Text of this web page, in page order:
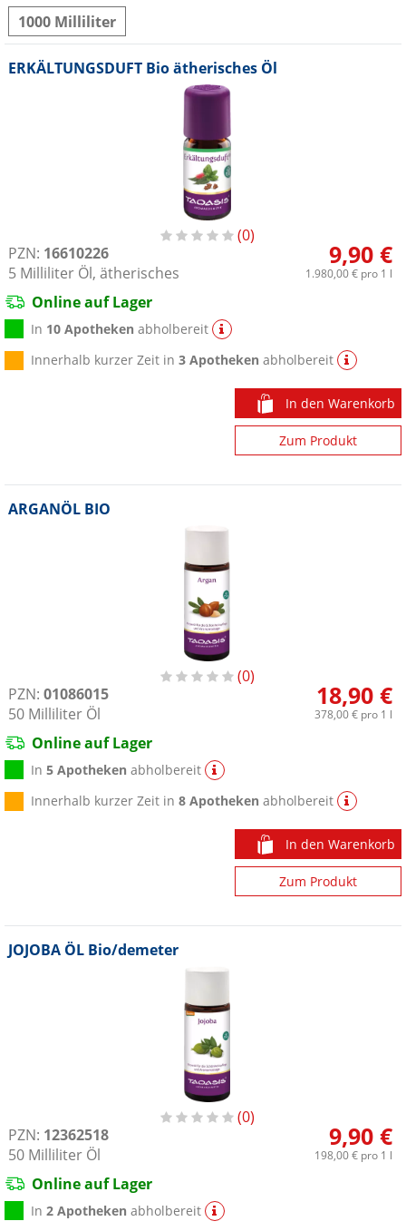
1000 Milliliter
ERKÄLTUNGSDUFT Bio ätherisches Öl
0
PZN: 16610226
5 Milliliter Öl, ätherisches
9,90 €
1.980,00 €pro 1 l
Online auf Lager
In 10 Apotheken abholbereit
Innerhalb kurzer Zeit in3 Apotheken abholbereit
In den Warenkorb
Zum Produkt
ARGANÖL BIO
0
PZN: 01086015
50 Milliliter Öl
18,90 €
378,00 €pro 1 l
Online auf Lager
In5 Apotheken abholbereit
Innerhalb kurzer Zeit in8 Apotheken abholbereit
In den Warenkorb
Zum Produkt
JOJOBA ÖL Bio/demeter
0
PZN: 12362518
50 Milliliter Öl
9,90 €
198,00 €pro 1 l
Online auf Lager
In2 Apotheken abholbereit